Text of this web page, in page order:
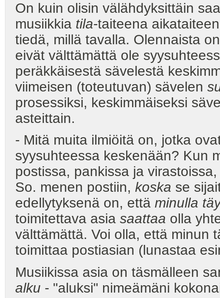
On kuin olisin välähdyksittäin
musiikkia tila-taiteena
tiedä, millä tavalla. Olennaista
eivät välttämättä ole
peräkkäisestä sävelestä
viimeisen (toteutuvan) sävelen
prosessiksi, keskimmäiseksi
asteittain.
- Mitä muita ilmiöitä on, jotka
syysuhteessa keskenään? Kun
postissa, pankissa ja
So. menen postiin, koska se
edellytyksenä on, että minulla
toimitettava asia saattaa olla
välttämättä. Voi olla, että minun
toimittaa postiasian (lunastaa
Musiikissa asia on täsmälleen
alku - "aluksi" nimeämäni